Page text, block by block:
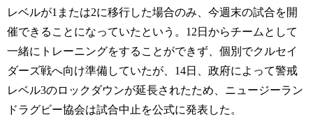
レベルが1または2に移行した場合のみ、今週末の試合を開
催できることになっていたという。12日からチームとして
一緒にトレーニングをすることができず、個別でクルセイ
ダーズ戦へ向け準備していたが、14日、政府によって警戒
レベル3のロックダウンが延長されたため、ニュージーラン
ドラグビー協会は試合中止を公式に発表した。